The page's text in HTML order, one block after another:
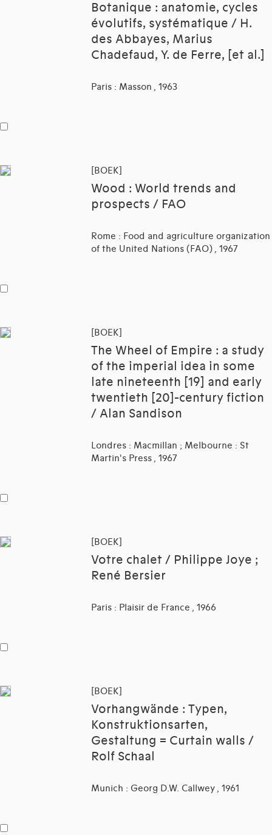
Botanique : anatomie, cycles
évolutifs, systématique / H.
des Abbayes, Marius
Chadefaud, Y. de Ferre, [et al.]
Paris : Masson , 1963
[BOEK]
Wood : World trends and
prospects / FAO
Rome : Food and agriculture organization
of the United Nations (FAO) , 1967
[BOEK]
The Wheel of Empire : a study
of the imperial idea in some
late nineteenth [19] and early
twentieth [20]-century fiction
/ Alan Sandison
Londres : Macmillan ; Melbourne : St
Martin's Press , 1967
[BOEK]
Votre chalet / Philippe Joye ;
René Bersier
Paris : Plaisir de France , 1966
[BOEK]
Vorhangwände : Typen,
Konstruktionsarten,
Gestaltung = Curtain walls /
Rolf Schaal
Munich : Georg D.W. Callwey , 1961